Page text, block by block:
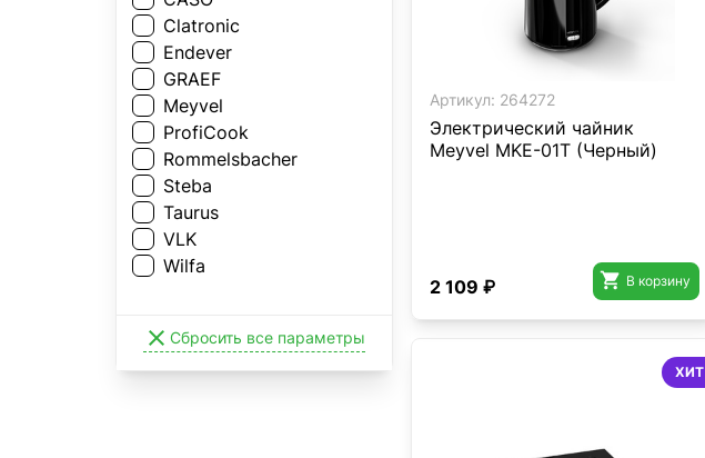
Clatronic
Endever
GRAEF
Meyvel
ProfiCook
Rommelsbacher
Steba
Taurus
VLK
Wilfa
 Сбросить все параметры
Артикул: 264272
Электрический чайник
Meyvel MKE-01T (Черный)
2 109 ₽  В корзину
ХИТ